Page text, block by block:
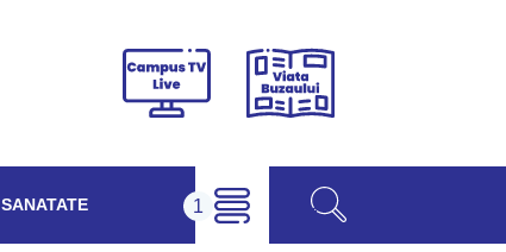
Campus
Viața
SANATATE